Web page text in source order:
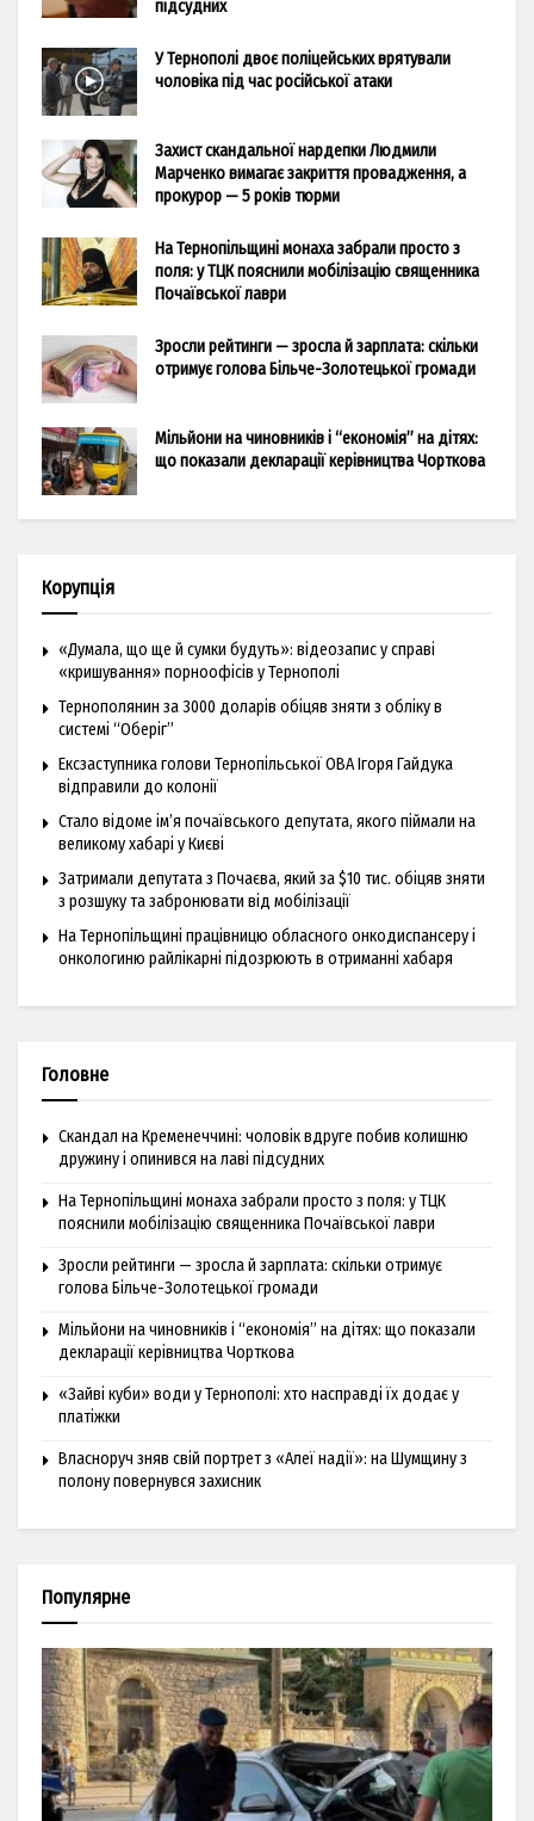
підсудних
У Тернополі двоє поліцейських врятували
чоловіка під час російської атаки
Захист скандальної нардепки Людмили
Марченко вимагає закриття провадження, а
прокурор — 5 років тюрми
На Тернопільщині монаха забрали просто з
поля: у ТЦК пояснили мобілізацію священника
Почаївської лаври
Зросли рейтинги — зросла й зарплата: скільки
отримує голова Більче-Золотецької громади
Мільйони на чиновників і “економія” на дітях:
що показали декларації керівництва Чорткова
Корупція
«Думала, що ще й сумки будуть»: відеозапис у справі
«кришування» порноофісів у Тернополі
Тернополянин за 3000 доларів обіцяв зняти з обліку в
системі “Оберіг”
Ексзаступника голови Тернопільської ОВА Ігоря Гайдука
відправили до колонії
Стало відоме ім’я почаївського депутата, якого піймали на
великому хабарі у Києві
Затримали депутата з Почаєва, який за $10 тис. обіцяв зняти
з розшуку та забронювати від мобілізації
На Тернопільщині працівницю обласного онкодиспансеру і
онкологиню райлікарні підозрюють в отриманні хабаря
Головне
Скандал на Кременеччині: чоловік вдруге побив колишню
дружину і опинився на лаві підсудних
На Тернопільщині монаха забрали просто з поля: у ТЦК
пояснили мобілізацію священника Почаївської лаври
Зросли рейтинги — зросла й зарплата: скільки отримує
голова Більче-Золотецької громади
Мільйони на чиновників і “економія” на дітях: що показали
декларації керівництва Чорткова
«Зайві куби» води у Тернополі: хто насправді їх додає у
платіжки
Власноруч зняв свій портрет з «Алеї надії»: на Шумщину з
полону повернувся захисник
Популярне